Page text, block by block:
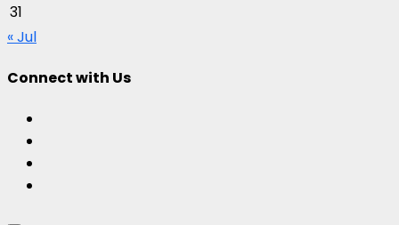
31
« Jul
Connect with Us